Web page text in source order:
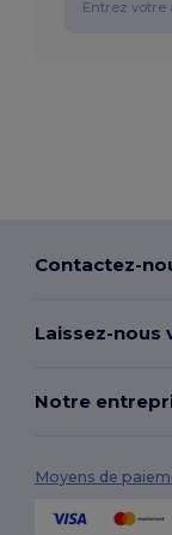
Contactez-
Laissez-nous
Notre
Moyens de